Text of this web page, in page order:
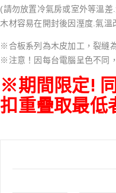
(請勿放置冷氣房或室外等溫差
木材容易在開封後因溼度.氣
※合板系列為木皮加工，裂縫
※注意！因每台電腦呈色不同
※期間限定!
扣重疊取最低